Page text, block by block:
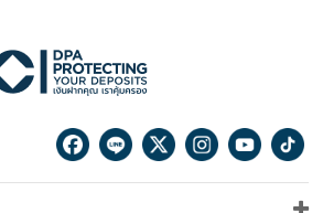
Facebook
LineTwitterInstagram